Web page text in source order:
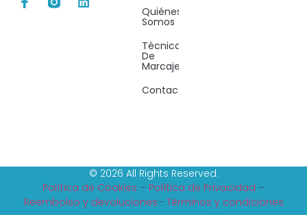
Quiénes
Somos
Técnicas
De
Marcaje
Contacto
© 2026 All Rights Reserved.
Política de Cookies – Política de Privacidad –
Reembolso y devoluciones– Tèrminos y condiciones